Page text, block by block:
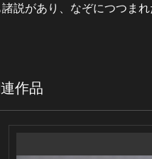
諸説があり、なぞにつつま
作品